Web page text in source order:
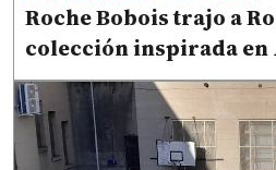
Roche Bobois trajo a
colección inspirada en